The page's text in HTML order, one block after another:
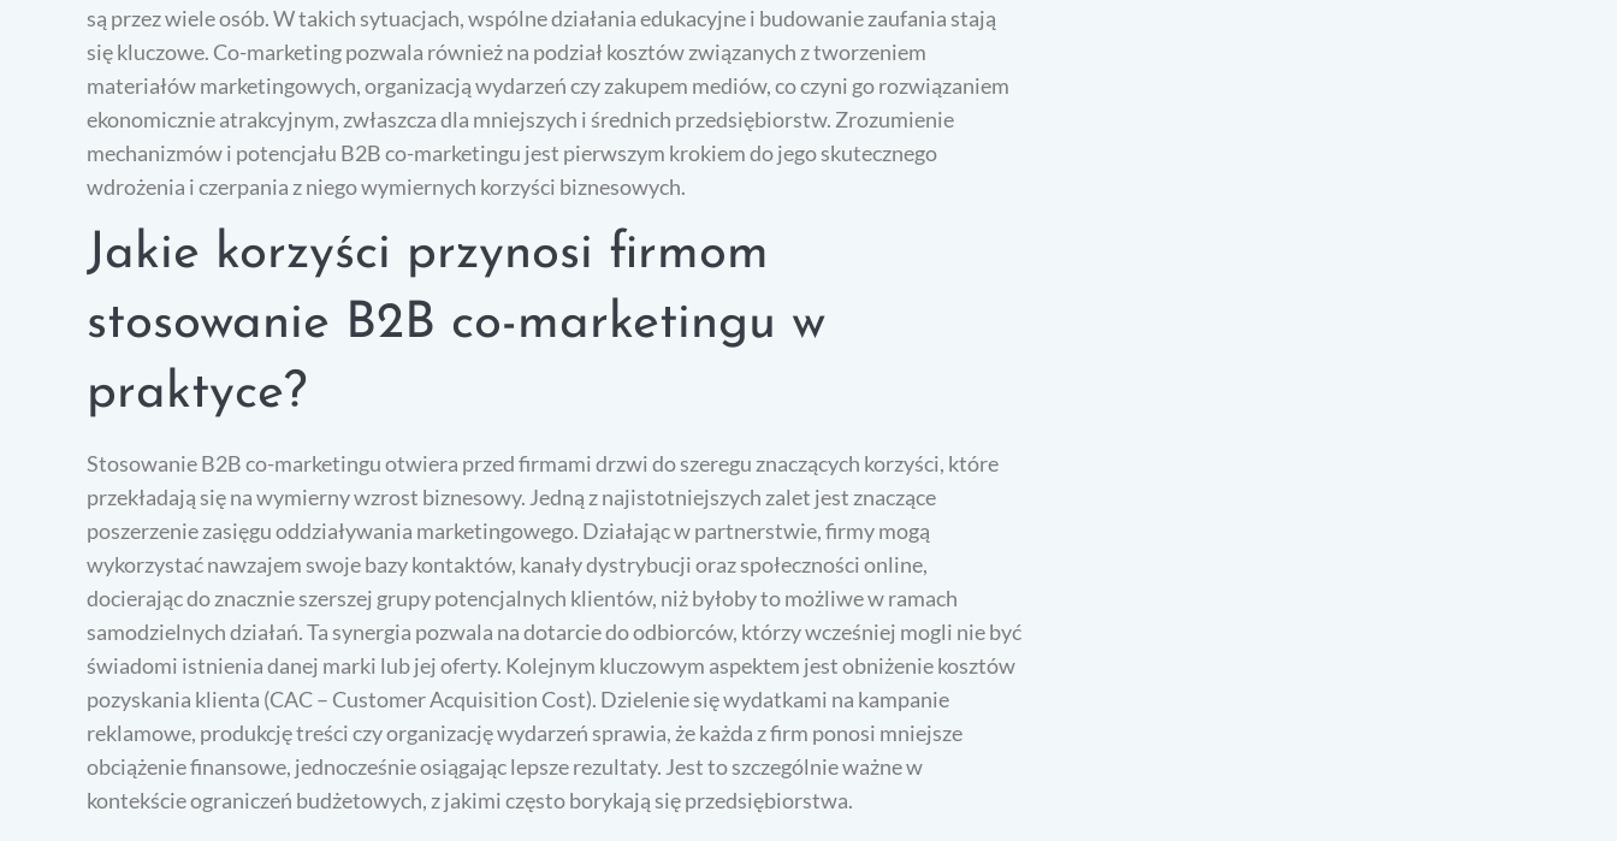
są przez wiele osób. W takich sytuacjach, wspólne działania edukacyjne i budowanie zaufania stają
się kluczowe. Co-marketing pozwala również na podział kosztów związanych z tworzeniem
materiałów marketingowych, organizacją wydarzeń czy zakupem mediów, co czyni go rozwiązaniem
ekonomicznie atrakcyjnym, zwłaszcza dla mniejszych i średnich przedsiębiorstw. Zrozumienie
mechanizmów i potencjału B2B co-marketingu jest pierwszym krokiem do jego skutecznego
wdrożenia i czerpania z niego wymiernych korzyści biznesowych.
Jakie korzyści przynosi firmom
stosowanie B2B co-marketingu w
praktyce?
Stosowanie B2B co-marketingu otwiera przed firmami drzwi do szeregu znaczących korzyści, które
przekładają się na wymierny wzrost biznesowy. Jedną z najistotniejszych zalet jest znaczące
poszerzenie zasięgu oddziaływania marketingowego. Działając w partnerstwie, firmy mogą
wykorzystać nawzajem swoje bazy kontaktów, kanały dystrybucji oraz społeczności online,
docierając do znacznie szerszej grupy potencjalnych klientów, niż byłoby to możliwe w ramach
samodzielnych działań. Ta synergia pozwala na dotarcie do odbiorców, którzy wcześniej mogli nie być
świadomi istnienia danej marki lub jej oferty. Kolejnym kluczowym aspektem jest obniżenie kosztów
pozyskania klienta (CAC – Customer Acquisition Cost). Dzielenie się wydatkami na kampanie
reklamowe, produkcję treści czy organizację wydarzeń sprawia, że każda z firm ponosi mniejsze
obciążenie finansowe, jednocześnie osiągając lepsze rezultaty. Jest to szczególnie ważne w
kontekście ograniczeń budżetowych, z jakimi często borykają się przedsiębiorstwa.